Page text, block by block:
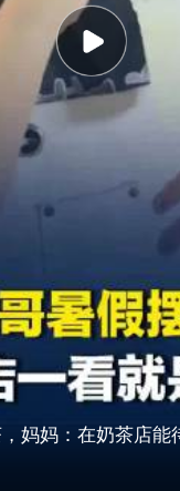
妈妈：在奶茶店